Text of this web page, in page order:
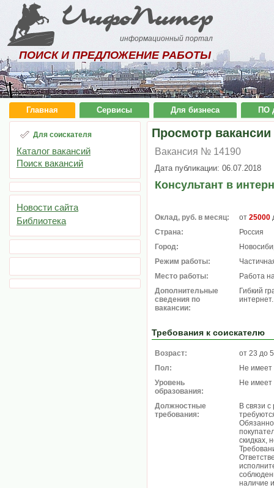
ИнфоПитер
информационный портал
ПОИСК И ПРЕДЛОЖЕНИЕ РАБОТЫ
Главная Сервисы Для бизнеса ПО
Для соискателя
Каталог вакансий
Поиск вакансий
Новости сайта
Библиотека
Просмотр вакансии
Вакансия № 14190
Дата публикации: 06.07.2018
Консультант в
Оклад, руб. в месяц: от 25000
Страна:
Россия
Город:
Режим работы:
Место работы:
Работа
Дополнительные
сведения по
вакансии:
Гибкий
интернет.
Требования к соискателю
Возраст:
от 23 до
Пол:
Не имеет
Уровень
образования:
Не имеет
Должностные
требования:
В связи
скидках,
наличие